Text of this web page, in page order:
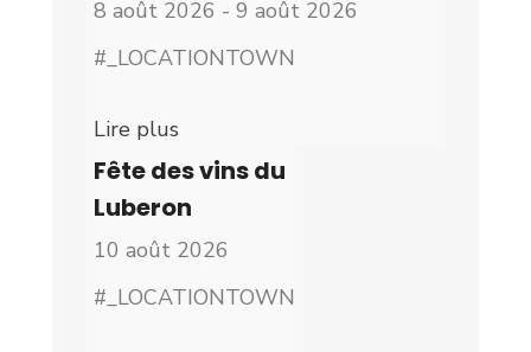
8 août 2026 - 9 août 2026
#_LOCATIONTOWN
Lire plus
Fête des vins du
Luberon
10 août 2026
#_LOCATIONTOWN